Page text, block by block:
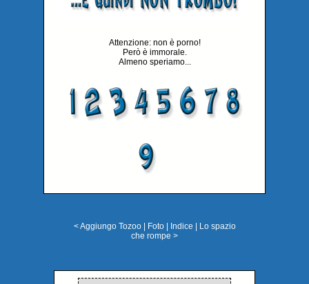
Attenzione: non è porno!
Però è immorale.
Almeno speriamo...
< Aggiungo Tozoo| Foto| Indice
Lo spazio
che rompe >